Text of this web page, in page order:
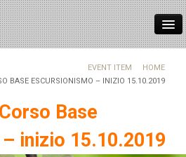
HOME
EVENT ITEM
BASE ESCURSIONISMO – INIZIO 15.10.2019
Base
inizio 15.10.2019